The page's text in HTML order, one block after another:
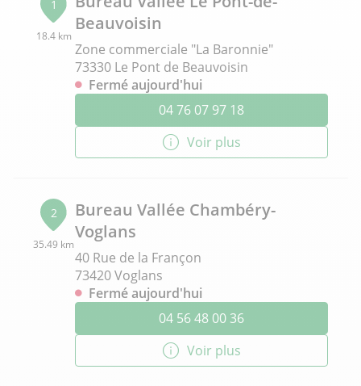
1
18.4 km
Beauvoisin
Zone commerciale "La Baronnie"
73330 Le Pont de Beauvoisin
Fermé aujourd'hui
04 76 07 97 18
Voir plus
2
35.49 km
Bureau Vallée Chambéry-
Voglans
40 Rue de la Françon
73420 Voglans
Fermé aujourd'hui
04 56 48 00 36
Voir plus